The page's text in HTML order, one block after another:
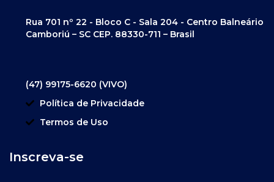
Rua 701 nº 22 - Bloco C - Sala 204 - Centro Balneário
Camboriú – SC CEP. 88330-711 – Brasil
(47) 99175-6620 (VIVO)
Política de Privacidade
Termos de Uso
Inscreva-se